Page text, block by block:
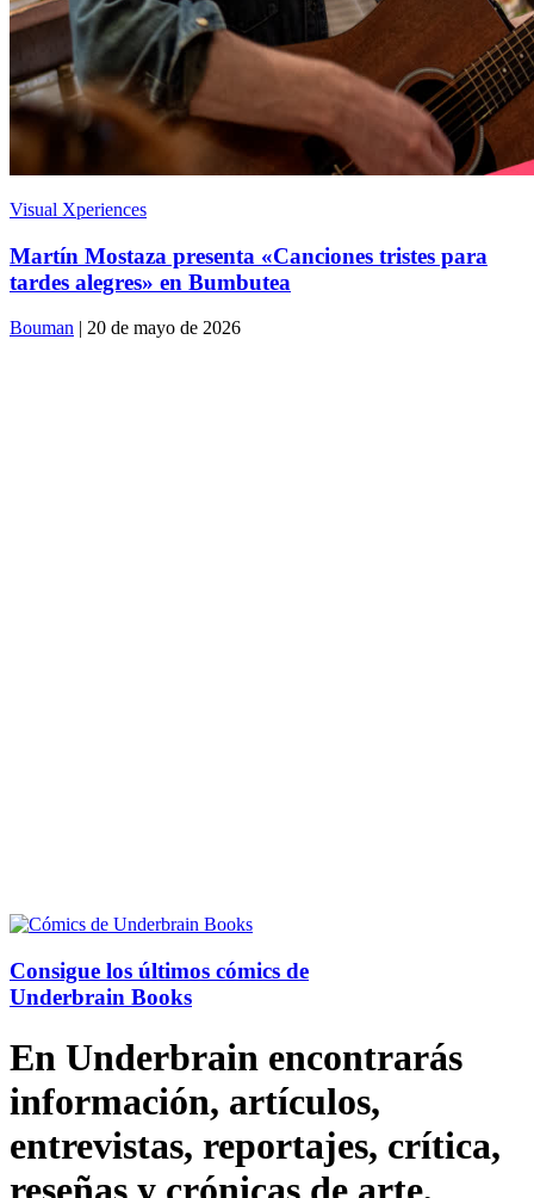
Visual Xperiences
Martín Mostaza presenta «Canciones tristes para
tardes alegres» en Bumbutea
Bouman | 20 de mayo de 2026
Consigue los últimos cómics de
Underbrain Books
En Underbrain encontrarás
información, artículos,
entrevistas, reportajes, crítica,